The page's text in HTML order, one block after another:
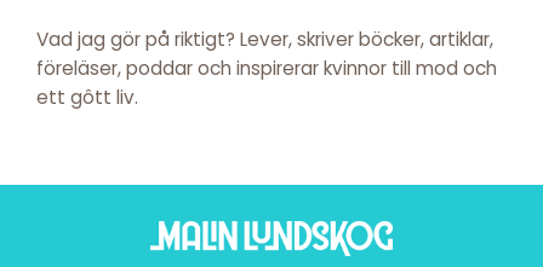
Vad jag gör på riktigt? Lever, skriver böcker, artiklar,
föreläser, poddar och inspirerar kvinnor till mod och
ett gôtt liv.